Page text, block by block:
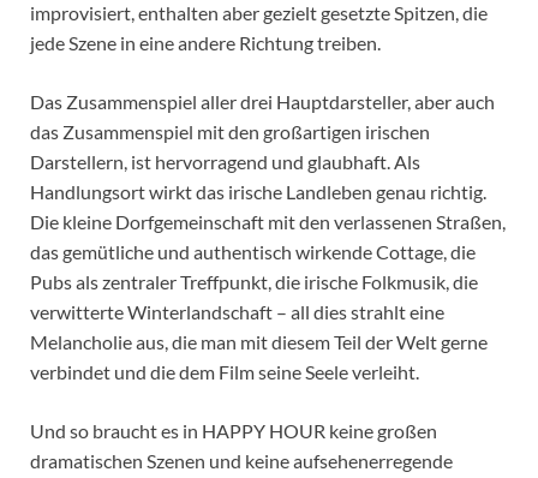
improvisiert, enthalten aber gezielt gesetzte Spitzen, die
jede Szene in eine andere Richtung treiben.
Das Zusammenspiel aller drei Hauptdarsteller, aber auch
das Zusammenspiel mit den großartigen irischen
Darstellern, ist hervorragend und glaubhaft. Als
Handlungsort wirkt das irische Landleben genau richtig.
Die kleine Dorfgemeinschaft mit den verlassenen Straßen,
das gemütliche und authentisch wirkende Cottage, die
Pubs als zentraler Treffpunkt, die irische Folkmusik, die
verwitterte Winterlandschaft – all dies strahlt eine
Melancholie aus, die man mit diesem Teil der Welt gerne
verbindet und die dem Film seine Seele verleiht.
Und so braucht es in HAPPY HOUR keine großen
dramatischen Szenen und keine aufsehenerregende